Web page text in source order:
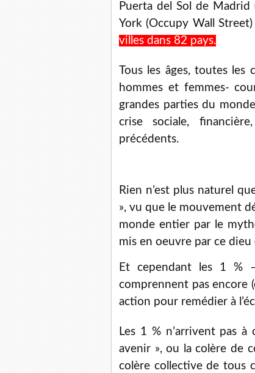
Puerta del Sol de Madrid
York (Occupy Wall
villes dans 82 pays.
Tous les âges, toutes
hommes et femmes-
grandes parties du
crise sociale,
précédents.
Rien n’est plus naturel
», vu que le mouvement
monde entier par le
mis en oeuvre par ce dieu
Et cependant les 1 %
comprennent pas encore
action pour remédier à
Les 1 % n’arrivent pas à
avenir », ou la colère de
colère collective de tous